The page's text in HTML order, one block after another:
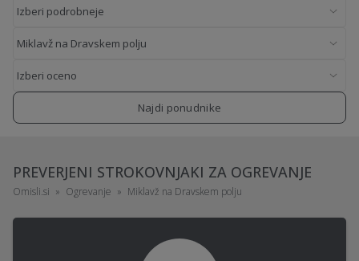
Najdi ponudnike
PREVERJENI STROKOVNJAKI ZA OGREVANJE
Omisli.si Ogrevanje Miklavž na Dravskem polju